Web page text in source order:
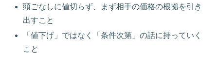
頭ごなしに値切らず、まず相手の価格の根拠を引き
出すこと
「値下げ」ではなく「条件次第」の話に持っていく
こと